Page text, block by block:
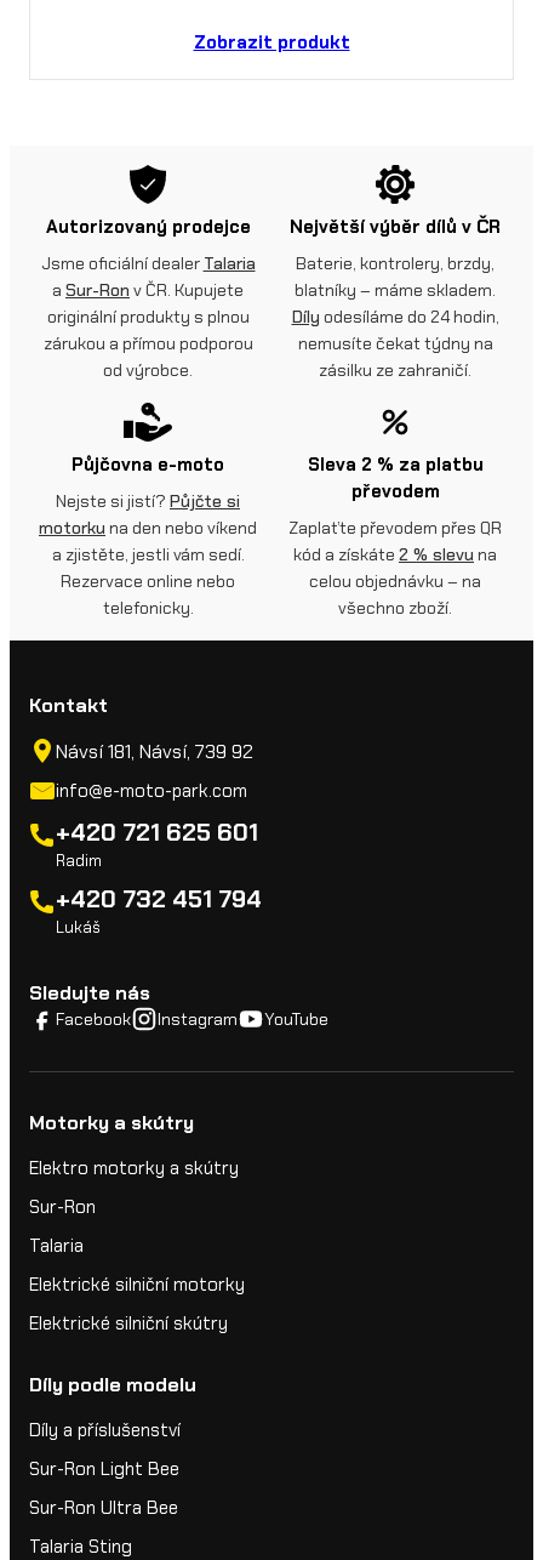
Zobrazit produkt
Autorizovaný prodejce
Jsme oficiální dealer Talaria
a Sur-Ron v ČR. Kupujete
originální produkty s plnou
zárukou a přímou podporou
od výrobce.
Největší výběr dílů v ČR
Baterie, kontrolery, brzdy,
blatníky – máme skladem.
Díly odesíláme do 24 hodin,
nemusíte čekat týdny na
zásilku ze zahraničí.
Půjčovna e-moto
Nejste si jistí? Půjčte si
motorku na den nebo víkend
a zjistěte, jestli vám sedí.
Rezervace online nebo
telefonicky.
Sleva 2 % za platbu
převodem
Zaplaťte převodem přes QR
kód a získáte 2 % slevu na
celou objednávku – na
všechno zboží.
Kontakt
Návsí 181, Návsí, 739 92
info@e-moto-park.com
+420 721 625 601
Radim
+420 732 451 794
Lukáš
Sledujte nás
Facebook Instagram YouTube
Motorky a skútry
Elektro motorky a skútry
Sur-Ron
Talaria
Elektrické silniční motorky
Elektrické silniční skútry
Díly podle modelu
Díly a příslušenství
Sur-Ron Light Bee
Sur-Ron Ultra Bee
Talaria Sting